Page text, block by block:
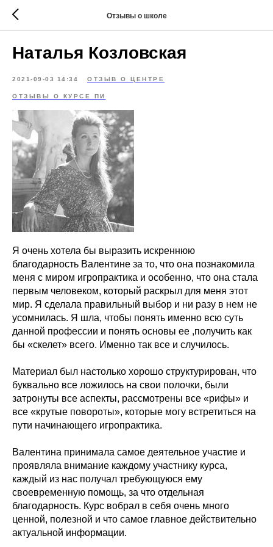
Отзывы о школе
Наталья Козловская
2021-09-03 14:34 ОТЗЫВ О ЦЕНТРЕ
ОТЗЫВЫ О КУРСЕ ПИ
Я очень хотела бы выразить искреннюю
благодарность Валентине за то, что она познакомила
меня с миром игропрактика и особенно, что она стала
первым человеком, который раскрыл для меня этот
мир. Я сделала правильный выбор и ни разу в нем не
усомнилась. Я шла, чтобы понять именно всю суть
данной профессии и понять основы ее ,получить как
бы «скелет» всего. Именно так все и случилось.
Материал был настолько хорошо структурирован, что
буквально все ложилось на свои полочки, были
затронуты все аспекты, рассмотрены все «рифы» и
все «крутые повороты», которые могу встретиться на
пути начинающего игропрактика.
Валентина принимала самое деятельное участие и
проявляла внимание каждому участнику курса,
каждый из нас получал требующуюся ему
своевременную помощь, за что отдельная
благодарность. Курс вобрал в себя очень много
ценной, полезной и что самое главное действительно
актуальной информации.